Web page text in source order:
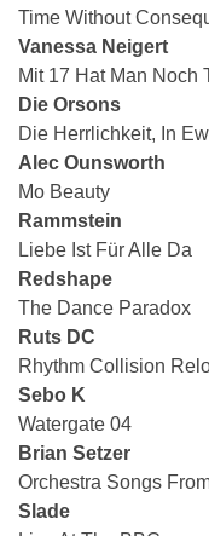
Time Without
Vanessa Neigert
Mit 17 Hat Man Noch
Die Orsons
Die Herrlichkeit, In
Alec Ounsworth
Mo Beauty
Rammstein
Liebe Ist Für Alle Da
Redshape
The Dance Paradox
Ruts DC
Rhythm Collision
Sebo K
Watergate 04
Brian Setzer
Orchestra Songs
Slade